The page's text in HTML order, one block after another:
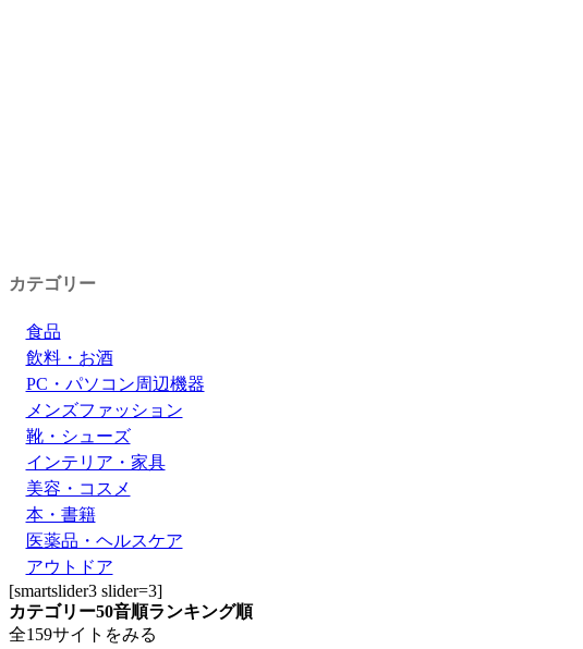
カテゴリー
食品
飲料・お酒
PC・パソコン周辺機器
メンズファッション
靴・シューズ
インテリア・家具
美容・コスメ
本・書籍
医薬品・ヘルスケア
アウトドア
[smartslider3 slider=3]
カテゴリー50音順ランキング順
全159サイトをみる